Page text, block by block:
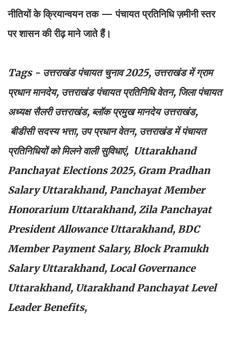
नीतियों के क्रियान्वयन तक — पंचायत प्रतिनिधि ज़मीनी स्तर
पर शासन की रीढ़ माने जाते हैं।
Tags - उत्तराखंड पंचायत चुनाव 2025, उत्तराखंड में ग्राम
प्रधान मानदेय, उत्तराखंड पंचायत प्रतिनिधि वेतन, जिला पंचायत
अध्यक्ष सैलरी उत्तराखंड, ब्लॉक प्रमुख मानदेय उत्तराखंड,
बीडीसी सदस्य भत्ता, उप प्रधान वेतन, उत्तराखंड में पंचायत
प्रतिनिधियों को मिलने वाली सुविधाएं, Uttarakhand
Panchayat Elections 2025, Gram Pradhan
Salary Uttarakhand, Panchayat Member
Honorarium Uttarakhand, Zila Panchayat
President Allowance Uttarakhand, BDC
Member Payment Salary, Block Pramukh
Salary Uttarakhand, Local Governance
Uttarakhand, Utarakhand Panchayat Level
Leader Benefits,